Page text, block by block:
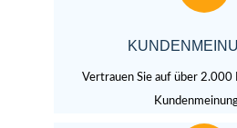
Vertrauen Sie auf über 2.000